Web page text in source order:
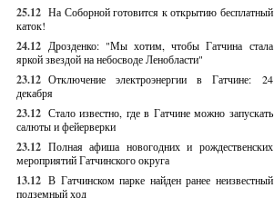
25.12 На Соборной готовится к открытию бесплатный
каток!
24.12 Дрозденко: "Мы хотим, чтобы Гатчина стала
яркой звездой на небосводе Ленобласти"
23.12 Отключение электроэнергии в Гатчине: 24
декабря
23.12 Стало известно, где в Гатчине можно запускать
салюты и фейерверки
23.12 Полная афиша новогодних и рождественских
мероприятий Гатчинского округа
13.12 В Гатчинском парке найден ранее неизвестный
подземный ход